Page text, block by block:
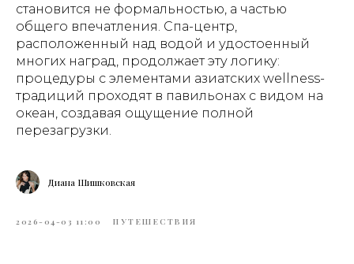
становится не формальностью, а частью
общего впечатления. Спа-центр,
расположенный над водой и удостоенный
многих наград, продолжает эту логику:
процедуры с элементами азиатских wellness-
традиций проходят в павильонах с видом на
океан, создавая ощущение полной
перезагрузки.
Диана Шишковская
2026-04-03 11:00 ПУТЕШЕСТВИЯ